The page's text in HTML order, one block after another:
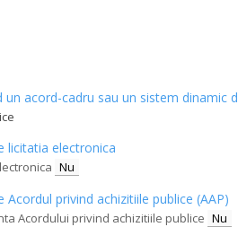
un acord-cadru sau un sistem dinamic
licitatia electronica
Nu
Acordul privind achizitiile publice (AAP)
Acordului privind achizitiile publice Nu